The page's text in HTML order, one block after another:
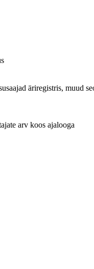
äriregistris, muud
arv koos ajalooga